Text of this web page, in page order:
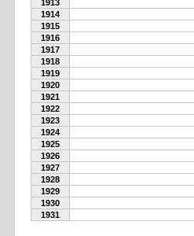
1913
1914
1915
1916
1917
1918
1919
1920
1921
1922
1923
1924
1925
1926
1927
1928
1929
1930
1931